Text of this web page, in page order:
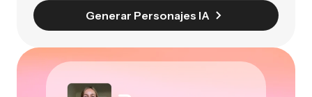
Generar Personajes IA